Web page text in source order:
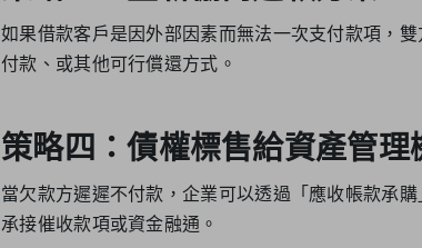
如果借款客戶是因外部因素而無法一次支付款項，
付款、或其他可行償還方式。
策略四：債權標售給資產管理
當欠款方遲遲不付款，企業可以透過「應收帳款承
承接催收款項或資金融通。